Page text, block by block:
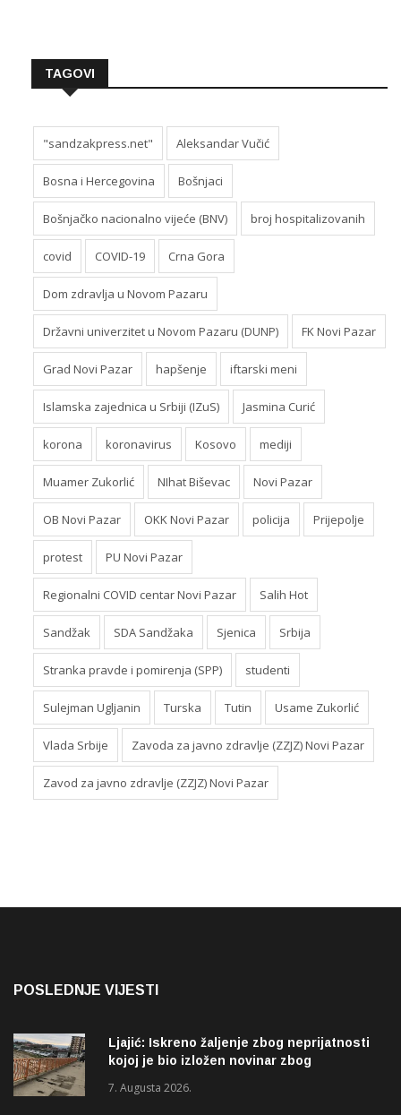
TAGOVI
"sandzakpress.net" Aleksandar Vučić
Bosna i Hercegovina Bošnjaci
Bošnjačko nacionalno vijeće (BNV) broj hospitalizovanih
covid COVID-19 Crna Gora
Dom zdravlja u Novom Pazaru
Državni univerzitet u Novom Pazaru (DUNP) FK Novi Pazar
Grad Novi Pazar hapšenje iftarski meni
Islamska zajednica u Srbiji (IZuS) Jasmina Curić
korona koronavirus Kosovo mediji
Muamer Zukorlić NIhat Biševac Novi Pazar
OB Novi Pazar OKK Novi Pazar policija Prijepolje
protest PU Novi Pazar
Regionalni COVID centar Novi Pazar Salih Hot
Sandžak SDA Sandžaka Sjenica Srbija
Stranka pravde i pomirenja (SPP) studenti
Sulejman Ugljanin Turska Tutin Usame Zukorlić
Vlada Srbije Zavoda za javno zdravlje (ZZJZ) Novi Pazar
Zavod za javno zdravlje (ZZJZ) Novi Pazar
POSLEDNJE VIJESTI
Ljajić: Iskreno žaljenje zbog neprijatnosti
kojoj je bio izložen novinar zbog
7. Augusta 2026.